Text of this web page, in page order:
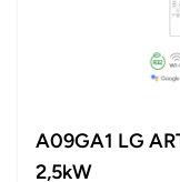
A09GA1 LG
2,5kW